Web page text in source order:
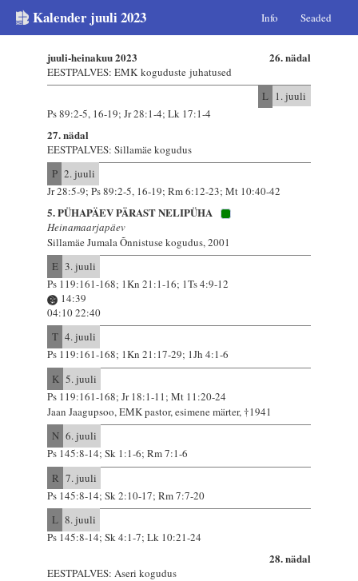
Kalender juuli 2023 Info Seaded
26. nädal
juuli-heinakuu 2023
EESTPALVES: EMK koguduste juhatused
L 1. juuli
Ps 89:2-5, 16-19; Jr 28:1-4; Lk 17:1-4
27. nädal
EESTPALVES: Sillamäe kogudus
P 2. juuli
Jr 28:5-9; Ps 89:2-5, 16-19; Rm 6:12-23; Mt 10:40-42
5. PÜHAPÄEV PÄRAST NELIPÜHA
Heinamaarjapäev
Sillamäe Jumala Õnnistuse kogudus, 2001
E 3. juuli
Ps 119:161-168; 1Kn 21:1-16; 1Ts 4:9-12
14:39
04:10 22:40
T 4. juuli
Ps 119:161-168; 1Kn 21:17-29; 1Jh 4:1-6
K 5. juuli
Ps 119:161-168; Jr 18:1-11; Mt 11:20-24
Jaan Jaagupsoo, EMK pastor, esimene märter, †1941
N 6. juuli
Ps 145:8-14; Sk 1:1-6; Rm 7:1-6
R 7. juuli
Ps 145:8-14; Sk 2:10-17; Rm 7:7-20
L 8. juuli
Ps 145:8-14; Sk 4:1-7; Lk 10:21-24
28. nädal
EESTPALVES: Aseri kogudus